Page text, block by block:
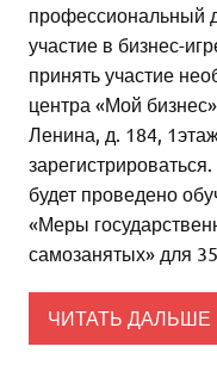
профессиональный
участие в бизнес-
принять участие
центра «Мой
Ленина, д. 184,
будет проведено
«Меры
самозанятых» для
ЧИТАТЬ ДАЛЬШЕ